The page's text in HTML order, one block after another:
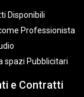
Disponibili
Professionista
spazi Pubblicitari
e Contratti